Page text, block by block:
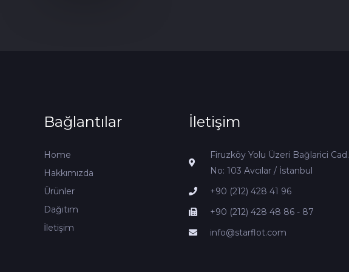
Bağlantılar
Home
Hakkımızda
Ürünler
Dağıtım
İletişim
İletişim
Firuzköy Yolu Üzeri Bağlarici Cad.
No: 103 Avcılar / İstanbul
+90 (212) 428 41 96
+90 (212) 428 48 86 - 87
info@starflot.com